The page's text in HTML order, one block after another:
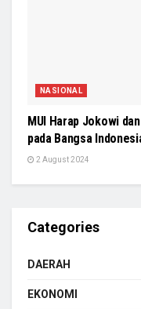
NASIONAL
MUI Harap Jokowi
pada Bangsa
2 August 2024
Categories
DAERAH
EKONOMI